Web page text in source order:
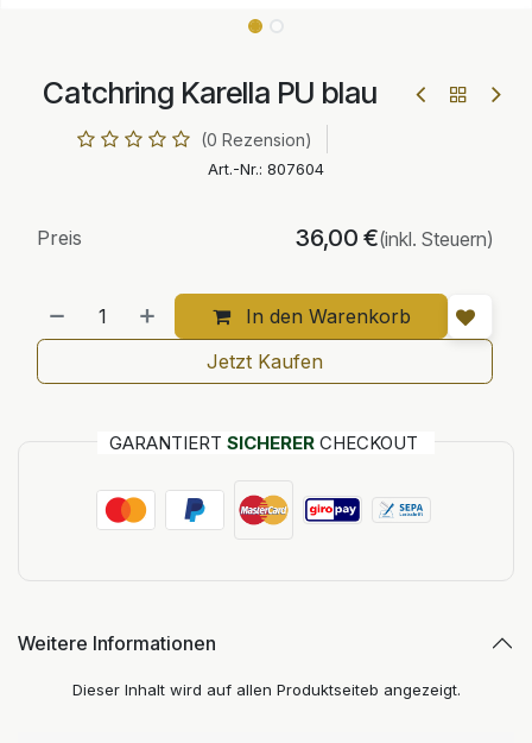
Catchring Karella PU blau
(0 Rezension)
Art.-Nr.: 807604
In den Warenkorb
Preis 36,00 €(inkl. Steuern)
Jetzt Kaufen
GARANTIERT SICHERER CHECKOUT
Weitere Informationen
Dieser Inhalt wird auf allen Produktseiteb angezeigt.